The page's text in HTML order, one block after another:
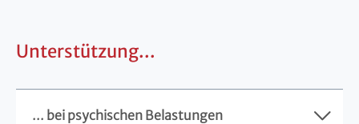
Unterstützung...
... bei psychischen Belastungen